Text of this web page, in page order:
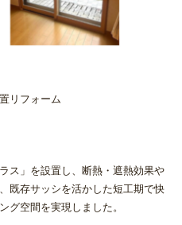
リフォーム
ス」を設置し、断熱・遮熱効果や
既存サッシを活かした短工期で快
グ空間を実現しました。